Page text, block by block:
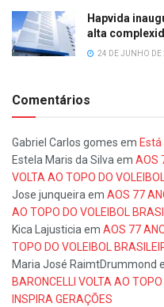
Hapvida
alta
24 DE JUNHO DE
Comentários
Gabriel Carlos gomes em
Estela Maris da Silva em AOS
VOLTA AO TOPO DO
Jose junqueira em AOS 77
AO TOPO DO VOLEIBOL
Kica Lajusticia em AOS 77
TOPO DO VOLEIBOL
Maria José RaimtDrummond
BARONCELLI VOLTA AO
INSPIRA GERAÇÕES